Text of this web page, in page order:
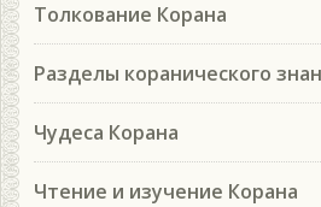
Толкование Корана
Разделы коранического
Чудеса Корана
Чтение и изучение Корана